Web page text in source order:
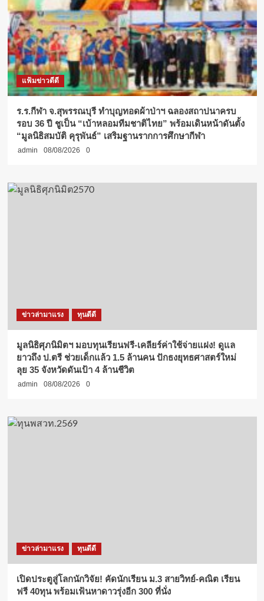
แฟ้มข่าวดีดี
ร.ร.กีฬา จ.สุพรรณบุรี ทำบุญทอดผ้าป่าฯ ฉลองสถาปนาครบ
รอบ 36 ปี ชูเป็น “เบ้าหลอมทีมชาติไทย” พร้อมเดินหน้าดันตั้ง
“มูลนิธิสมบัติ คุรุพันธ์” เสริมฐานรากการศึกษากีฬา
admin 08/08/2026 0
ข่าวล่ามาแรง ทุนดีดี
มูลนิธิศุภนิมิตฯ มอบทุนเรียนฟรี-เคลียร์ค่าใช้จ่ายแฝง! ดูแล
ยาวถึง ป.ตรี ช่วยเด็กแล้ว 1.5 ล้านคน ปักธงยุทธศาสตร์ใหม่
ลุย 35 จังหวัดดันเป้า 4 ล้านชีวิต
admin 08/08/2026 0
ข่าวล่ามาแรง ทุนดีดี
เปิดประตูสู่โลกนักวิจัย! คัดนักเรียน ม.3 สายวิทย์-คณิต เรียน
ฟรี 40ทุน พร้อมเฟ้นหาดาวรุ่งอีก 300 ที่นั่ง